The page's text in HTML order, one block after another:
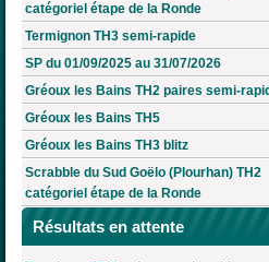
catégoriel étape de la Ronde
Termignon TH3 semi-rapide
SP du 01/09/2025 au 31/07/2026
Gréoux les Bains TH2 paires semi-
Gréoux les Bains TH5
Gréoux les Bains TH3 blitz
Scrabble du Sud Goëlo (Plourhan) TH2
catégoriel étape de la Ronde
Résultats en attente